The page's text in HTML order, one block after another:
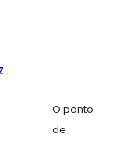
O ponto
de